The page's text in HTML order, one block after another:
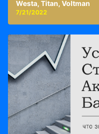
Westa, Titan, Voltman
7/21/2022